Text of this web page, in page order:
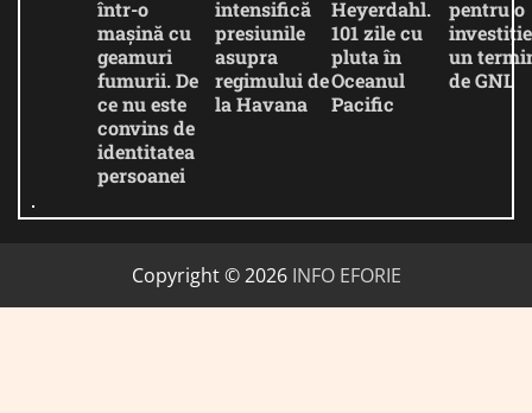
într-o
mașină cu
geamuri
fumurii. De
ce nu este
convins de
identitatea
persoanei
intensifică
presiunile
asupra
regimului de
la Havana
Heyerdahl.
101 zile cu
pluta în
Oceanul
Pacific
pentru o
un
de GNL
Copyright © 2026 INFO EFORIE